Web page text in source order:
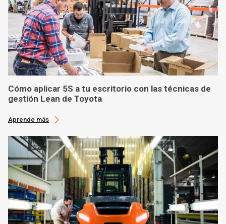
Cómo aplicar 5S a tu escritorio con las técnicas de
gestión Lean de Toyota
Aprende más